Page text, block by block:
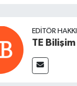
EDITÖR
TE Bilişim